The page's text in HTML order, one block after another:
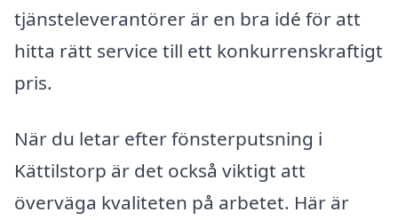
tjänsteleverantörer är en bra idé för att
hitta rätt service till ett konkurrenskraftigt
pris.
När du letar efter fönsterputsning i
Kättilstorp är det också viktigt att
överväga kvaliteten på arbetet. Här är